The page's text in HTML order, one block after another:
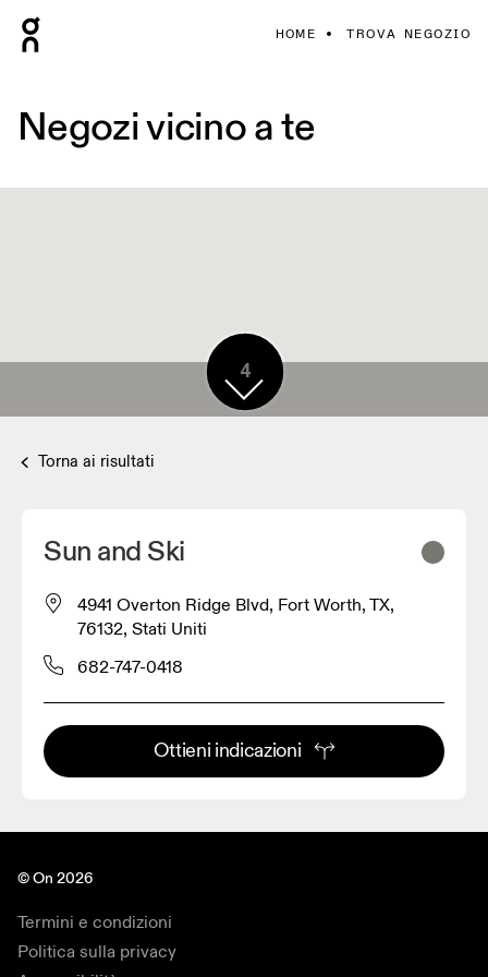
HOME TROVA NEGOZIO
Negozi vicino a te
4
Torna ai risultati
Sun and Ski
4941 Overton Ridge Blvd, Fort Worth, TX,
76132, Stati Uniti
682-747-0418
Ottieni indicazioni
© On 2026
Termini e condizioni
Politica sulla privacy